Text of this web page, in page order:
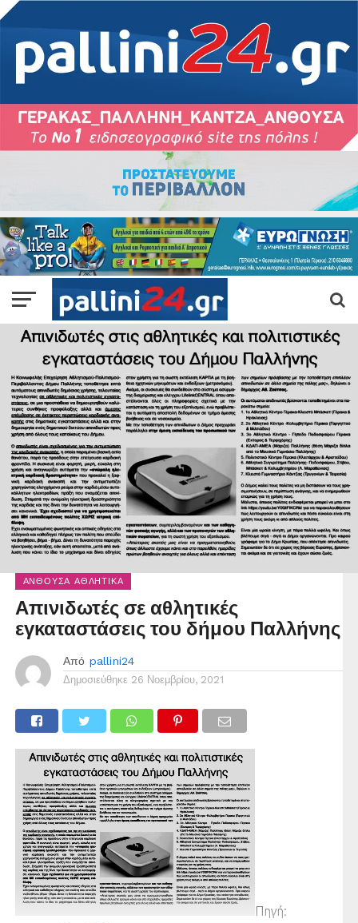
ΑΝΘΟΎΣΑ ΑΘΛΗΤΙΚΆ
Απινιδωτές σε αθλητικές
εγκαταστάσεις του δήμου Παλλήνης
Από pallini24
Δημοσιεύθηκε 26 Νοεμβρίου, 2021
Πηγή: